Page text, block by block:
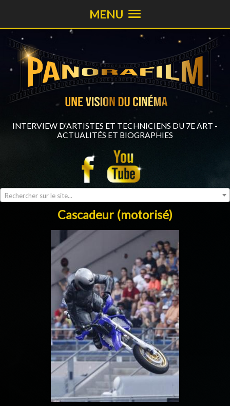
INTERVIEW D'ARTISTES ET TECHNICIENS DU 7E ART -
ACTUALITÉS ET BIOGRAPHIES
Rechercher sur le site...
MENU
Cascadeur (motorisé)